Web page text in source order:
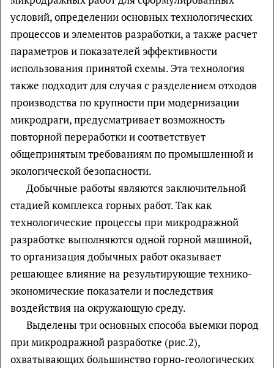
условий, определении основных технологических
процессов и элементов разработки, а также расчет
параметров и показателей эффективности
использования принятой схемы. Эта технология
также подходит для случая с разделением отходов
производства по крупности при модернизации
микродраги, предусматривает возможность
повторной переработки и соответствует
общепринятым требованиям по промышленной и
экологической безопасности.
Добычные работы являются заключительной
стадией комплекса горных работ. Так как
технологические процессы при микродражной
разработке выполняются одной горной машиной,
то организация добычных работ оказывает
решающее влияние на результирующие технико-
экономические показатели и последствия
воздействия на окружающую среду.
Выделены три основных способа выемки пород
при микродражной разработке (рис.2),
охватывающих большинство горно-геологических